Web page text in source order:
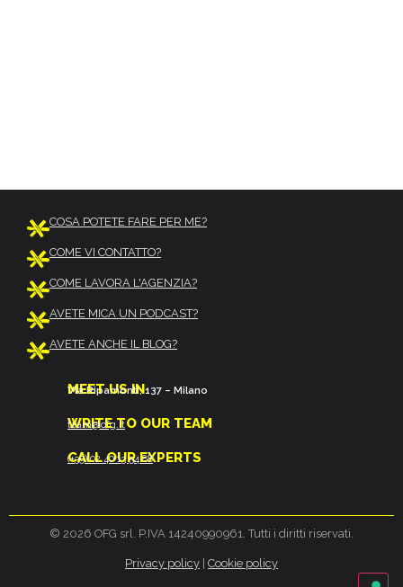
COSA POTETE FARE PER ME?
COME VI CONTATTO?
COME LAVORA L'AGENZIA?
AVETE MICA UN PODCAST?
AVETE ANCHE IL BLOG?
MEET US IN
Via Ripamonti, 137 – Milano
WRITE TO OUR TEAM
team@ofg.it
CALL OUR EXPERTS
(+39) 02 40 13 54 88
© 2026 OFG srl. P.IVA 14240990961. Tutti i diritti riservati.
Privacy policy Cookie policy